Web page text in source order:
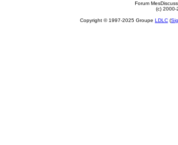
Forum
(c) 2000-
Copyright © 1997-2025 Groupe LDLC (